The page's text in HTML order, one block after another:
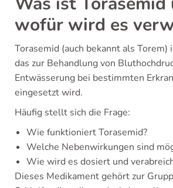
wofür wird es
Torasemid (auch bekannt als
das zur Behandlung von
Entwässerung bei bestimmten
eingesetzt wird.
Häufig stellt sich die Frage:
Wie funktioniert Torasemid?
Welche Nebenwirkungen sind
Wie wird es dosiert und
Dieses Medikament gehört zur